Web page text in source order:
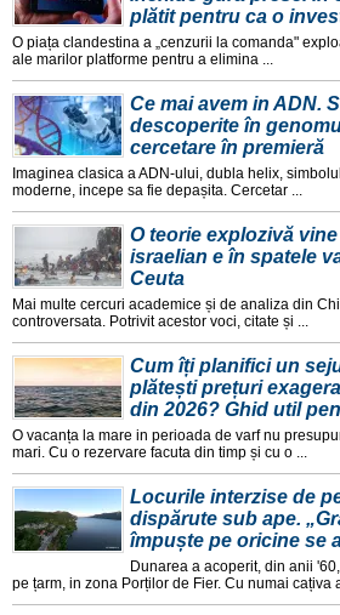
plătit pentru ca o
O piața clandestina a „cenzurii la comanda"
ale marilor platforme pentru a elimina ...
Ce mai avem in ADN.
descoperite în
cercetare în premieră
Imaginea clasica a ADN-ului, dubla helix,
moderne, incepe sa fie depașita. Cercetar ...
O teorie explozivă
israelian e în spatele
Ceuta
Mai multe cercuri academice și de analiza din
controversata. Potrivit acestor voci, citate și ...
Cum îți planifici un
plătești prețuri
din 2026? Ghid util
O vacanța la mare in perioada de varf nu
mari. Cu o rezervare facuta din timp și cu o ...
Locurile interzise de
dispărute sub ape.
împuște pe oricine se
Dunarea a acoperit, din anii
pe țarm, in zona Porților de Fier. Cu numai cațiva